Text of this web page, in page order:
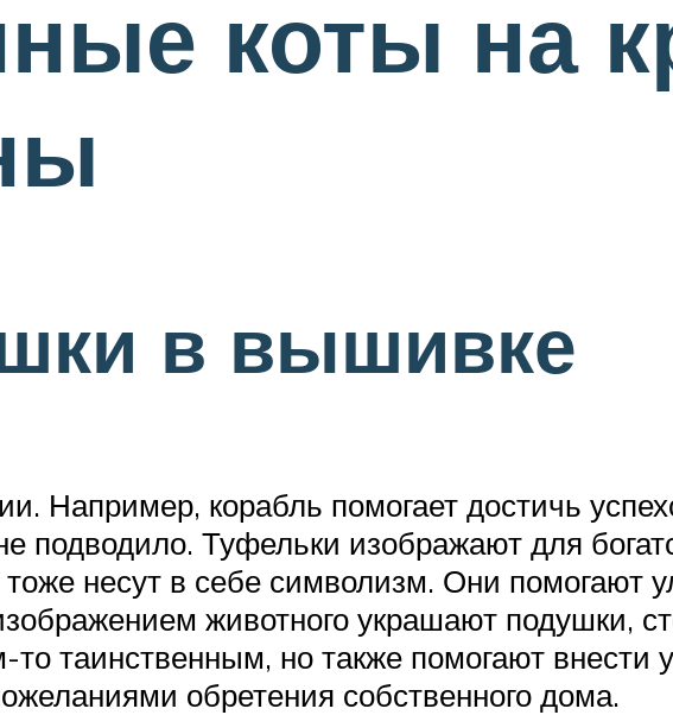
коты на
в вышивке
Например, корабль помогает достичь
подводило. Туфельки изображают для
несут в себе символизм. Они помогают
животного украшают подушки,
таинственным, но также помогают внести
обретения собственного дома.